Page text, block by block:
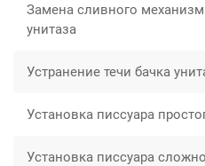
Замена сливного
унитаза
Устранение течи бачка
Установка писсуара
Установка писсуара